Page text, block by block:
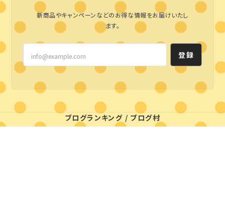
新商品やキャンペーンなどのお得な情報をお届けいたし
ます。
登録
ブログランキング / ブログ村